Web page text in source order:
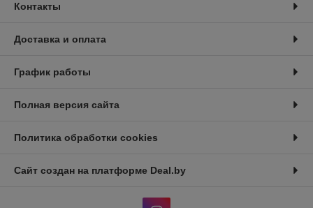
Контакты
Доставка и оплата
График работы
Полная версия сайта
Политика обработки cookies
Сайт создан на платформе Deal.by